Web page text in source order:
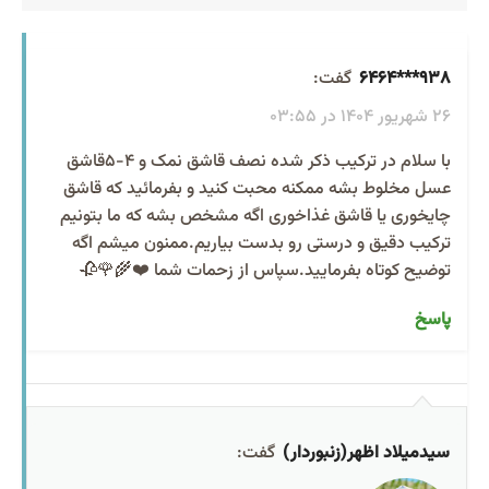
938***6464
گفت:
26 شهریور 1404 در 03:55
با سلام در ترکیب ذکر شده نصف قاشق نمک و 4-5قاشق
عسل مخلوط بشه ممکنه محبت کنید و بفرمائید که قاشق
چایخوری یا قاشق غذاخوری اگه مشخص بشه که ما بتونیم
ترکیب دقیق و درستی رو بدست بیاریم.ممنون میشم اگه
توضیح کوتاه بفرمایید.سپاس از زحمات شما ❤️🌾🌹🥀
پاسخ
سیدمیلاد اظهر(زنبوردار) گفت: